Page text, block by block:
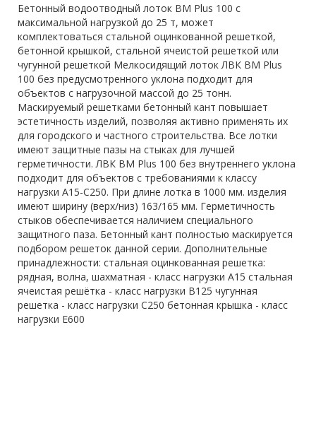
Бетонный водоотводный лоток BM Plus 100 с
максимальной нагрузкой до 25 т, может
комплектоваться стальной оцинкованной решеткой,
бетонной крышкой, стальной ячеистой решеткой или
чугунной решеткой Мелкосидящий лоток ЛВК ВМ Plus
100 без предусмотренного уклона подходит для
объектов с нагрузочной массой до 25 тонн.
Маскируемый решетками бетонный кант повышает
эстетичность изделий, позволяя активно применять их
для городского и частного строительства. Все лотки
имеют защитные пазы на стыках для лучшей
герметичности. ЛВК ВМ Plus 100 без внутреннего уклона
подходит для объектов с требованиями к классу
нагрузки A15-C250. При длине лотка в 1000 мм. изделия
имеют ширину (верх/низ) 163/165 мм. Герметичность
стыков обеспечивается наличием специального
защитного паза. Бетонный кант полностью маскируется
подбором решеток данной серии. Дополнительные
принадлежности: стальная оцинкованная решетка:
рядная, волна, шахматная - класс нагрузки A15 стальная
ячеистая решётка - класс нагрузки B125 чугунная
решетка - класс нагрузки C250 бетонная крышка - класс
нагрузки E600